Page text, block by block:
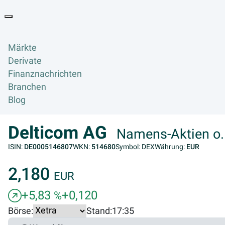
Märkte
Derivate
Finanznachrichten
Branchen
Blog
Delticom AG Namens-Aktien
ISIN: DE0005146807WKN: 514680Symbol: DEXWährung: EUR
2,180 EUR
+5,83 %+0,120
Börse: Stand:17:35